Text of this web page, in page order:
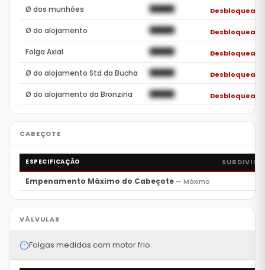
Ø dos munhões ██████ Desbloquear
Ø do alojamento ██████ Desbloquear
Folga Axial ██████ Desbloquear
Ø do alojamento Std da Bucha ██████ Desbloquear
Ø do alojamento da Bronzina ██████ Desbloquear
ESPECIFICAÇÃO
Empenamento Máximo do Cabeçote — Máximo
Folgas medidas com motor frio.